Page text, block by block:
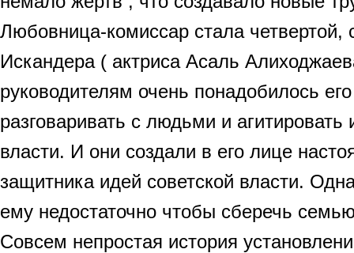
Любовница-комиссар стала четвертой,
Искандера ( актриса Асаль
руководителям очень понадобилось
разговаривать с людьми и агитировать
власти. И они создали в его лице
защитника идей советской власти.
ему недостаточно чтобы сберечь
Совсем непростая история